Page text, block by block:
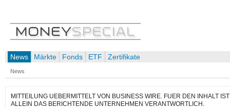
News Märkte Fonds ETF Zertifikate
News
MITTEILUNG UEBERMITTELT VON BUSINESS WIRE. FUER DEN INHALT IST
ALLEIN DAS BERICHTENDE UNTERNEHMEN VERANTWORTLICH.